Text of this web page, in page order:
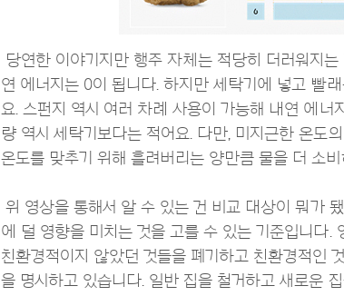
당연한 이야기지만 행주 자체는 적당히 더러워지
연 에너지는 0이 됩니다. 하지만 세탁기에 넣고 빨
요. 스펀지 역시 여러 차례 사용이 가능해 내연 에너
량 역시 세탁기보다는 적어요. 다만, 미지근한 온도
온도를 맞추기 위해 흘려버리는 양만큼 물을 더 소
위 영상을 통해서 알 수 있는 건 비교 대상이 뭐가
에 덜 영향을 미치는 것을 고를 수 있는 기준입니다.
친환경적이지 않았던 것들을 폐기하고 친환경적인
을 명시하고 있습니다. 일반 집을 철거하고 새로운